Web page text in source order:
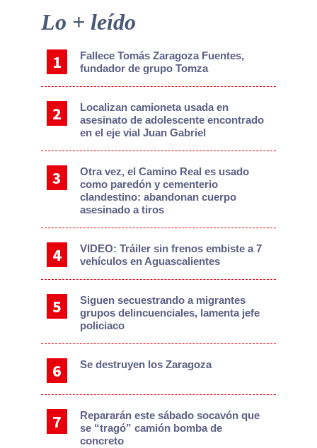
Primary
Lo + leído
Fallece Tomás Zaragoza Fuentes,
fundador de grupo Tomza
Localizan camioneta usada en
asesinato de adolescente encontrado
en el eje vial Juan Gabriel
Otra vez, el Camino Real es usado
como paredón y cementerio
clandestino: abandonan cuerpo
asesinado a tiros
VIDEO: Tráiler sin frenos embiste a 7
vehículos en Aguascalientes
Siguen secuestrando a migrantes
grupos delincuenciales, lamenta jefe
policiaco
Se destruyen los Zaragoza
Repararán este sábado socavón que
se “tragó” camión bomba de
concreto